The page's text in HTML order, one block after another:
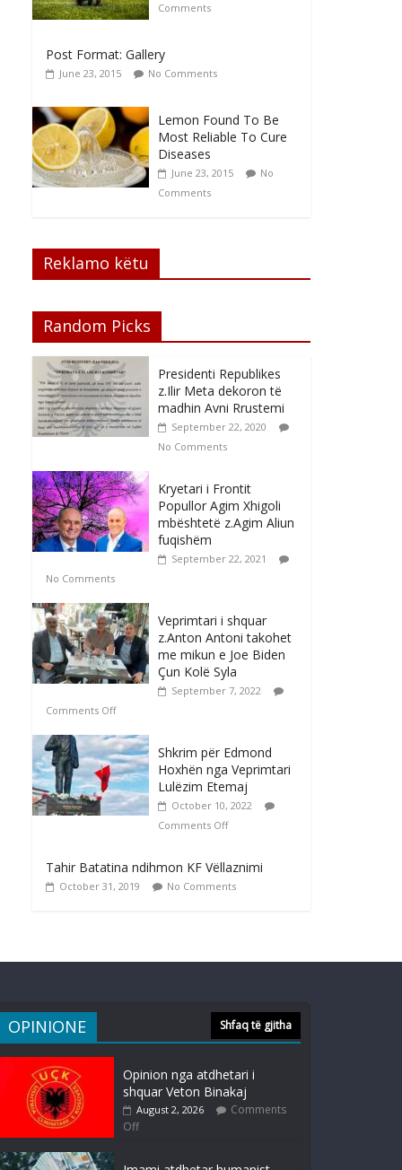
Comments
Post Format: Gallery
June 23, 2015 No Comments
Lemon Found To Be
Most Reliable To Cure
Diseases
June 23, 2015
No
Comments
Reklamo këtu
Random Picks
Presidenti Republikes
z.Ilir Meta dekoron të
madhin Avni Rrustemi
September 22, 2020
No Comments
Kryetari i Frontit
Popullor Agim Xhigoli
mbështetë z.Agim Aliun
fuqishëm
September 22, 2021
No Comments
Veprimtari i shquar
z.Anton Antoni takohet
me mikun e Joe Biden
Çun Kolë Syla
September 7, 2022
Comments Off
Shkrim për Edmond
Hoxhën nga Veprimtari
Lulëzim Etemaj
October 10, 2022
Comments Off
Tahir Batatina ndihmon KF Vëllaznimi
October 31, 2019 No Comments
OPINIONE Shfaq të gjitha
Opinion nga atdhetari i
shquar Veton Binakaj
August 2, 2026
Comments
Off